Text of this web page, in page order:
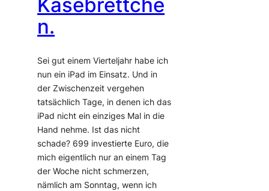
Käsebrettche
n.
Sei gut einem Vierteljahr habe ich
nun ein iPad im Einsatz. Und in
der Zwischenzeit vergehen
tatsächlich Tage, in denen ich das
iPad nicht ein einziges Mal in die
Hand nehme. Ist das nicht
schade? 699 investierte Euro, die
mich eigentlich nur an einem Tag
der Woche nicht schmerzen,
nämlich am Sonntag, wenn ich